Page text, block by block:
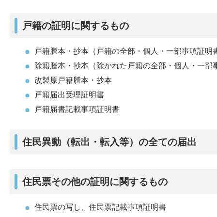
戸籍の証明に関するもの
戸籍謄本・抄本（戸籍の全部・個人・一部事項証明
除籍謄本・抄本（除かれた戸籍の全部・個人・一部
改製原戸籍謄本・抄本
戸籍届出受理証明書
戸籍届書記載事項証明書
住民異動（転出・転入等）の全ての届出
住民票その他の証明に関するもの
住民票の写し、住民票記載事項証明書